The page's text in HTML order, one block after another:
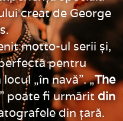
creat de George
motto-ul serii și,
pentru
„în navă”. „The
poate fi urmărit din
din țară.